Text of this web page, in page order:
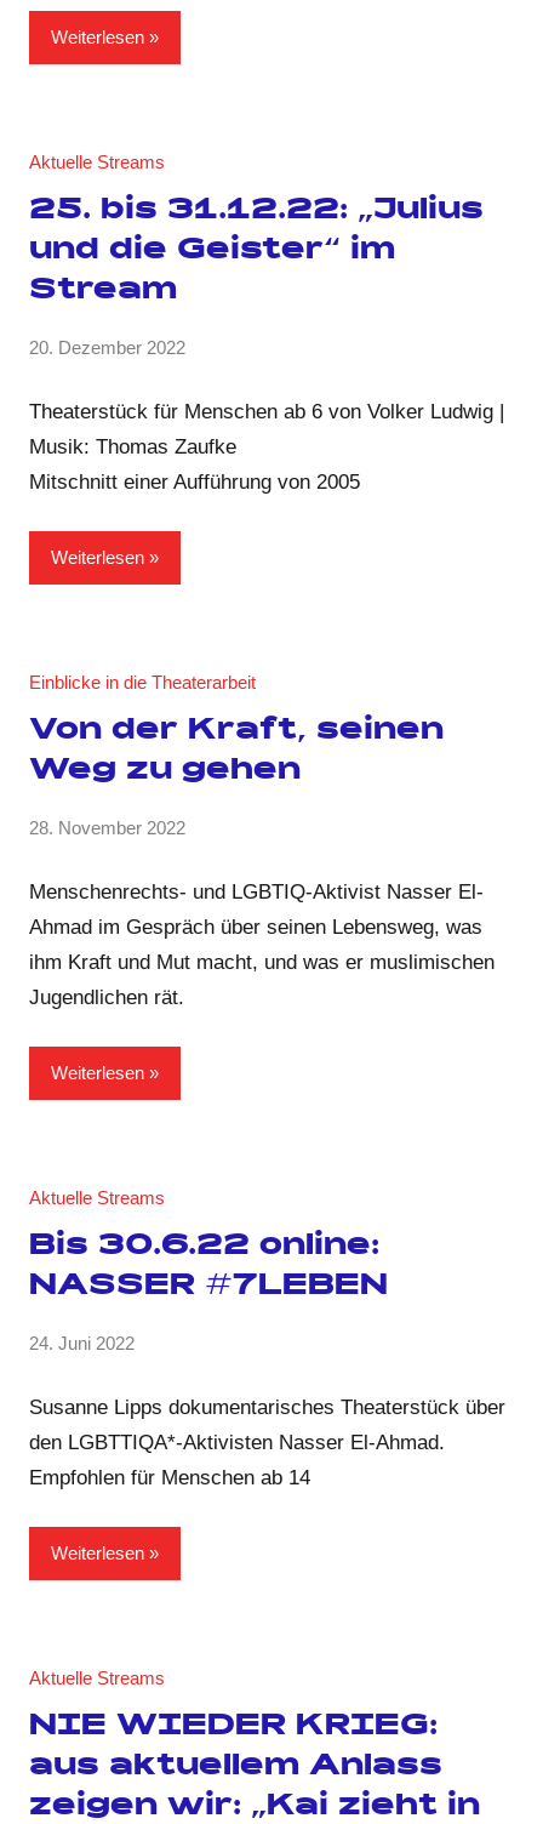
Weiterlesen
Aktuelle Streams
25. bis 31.12.22: „Julius
und die Geister“ im
Stream
von
Team
20. Dezember 2022
Theaterstück für Menschen ab 6 von Volker Ludwig |
Musik: Thomas Zaufke
Mitschnitt einer Aufführung von 2005
Weiterlesen
Einblicke in die Theaterarbeit
Von der Kraft, seinen
Weg zu gehen
von
Team
28. November 2022
Menschenrechts- und LGBTIQ-Aktivist Nasser El-
Ahmad im Gespräch über seinen Lebensweg, was
ihm Kraft und Mut macht, und was er muslimischen
Jugendlichen rät.
Weiterlesen
Aktuelle Streams
Bis 30.6.22 online:
NASSER #7LEBEN
von
Team
24. Juni 2022
Susanne Lipps dokumentarisches Theaterstück über
den LGBTTIQA*-Aktivisten Nasser El-Ahmad.
Empfohlen für Menschen ab 14
Weiterlesen
Aktuelle Streams
NIE WIEDER KRIEG:
aus aktuellem Anlass
zeigen wir: „Kai zieht in